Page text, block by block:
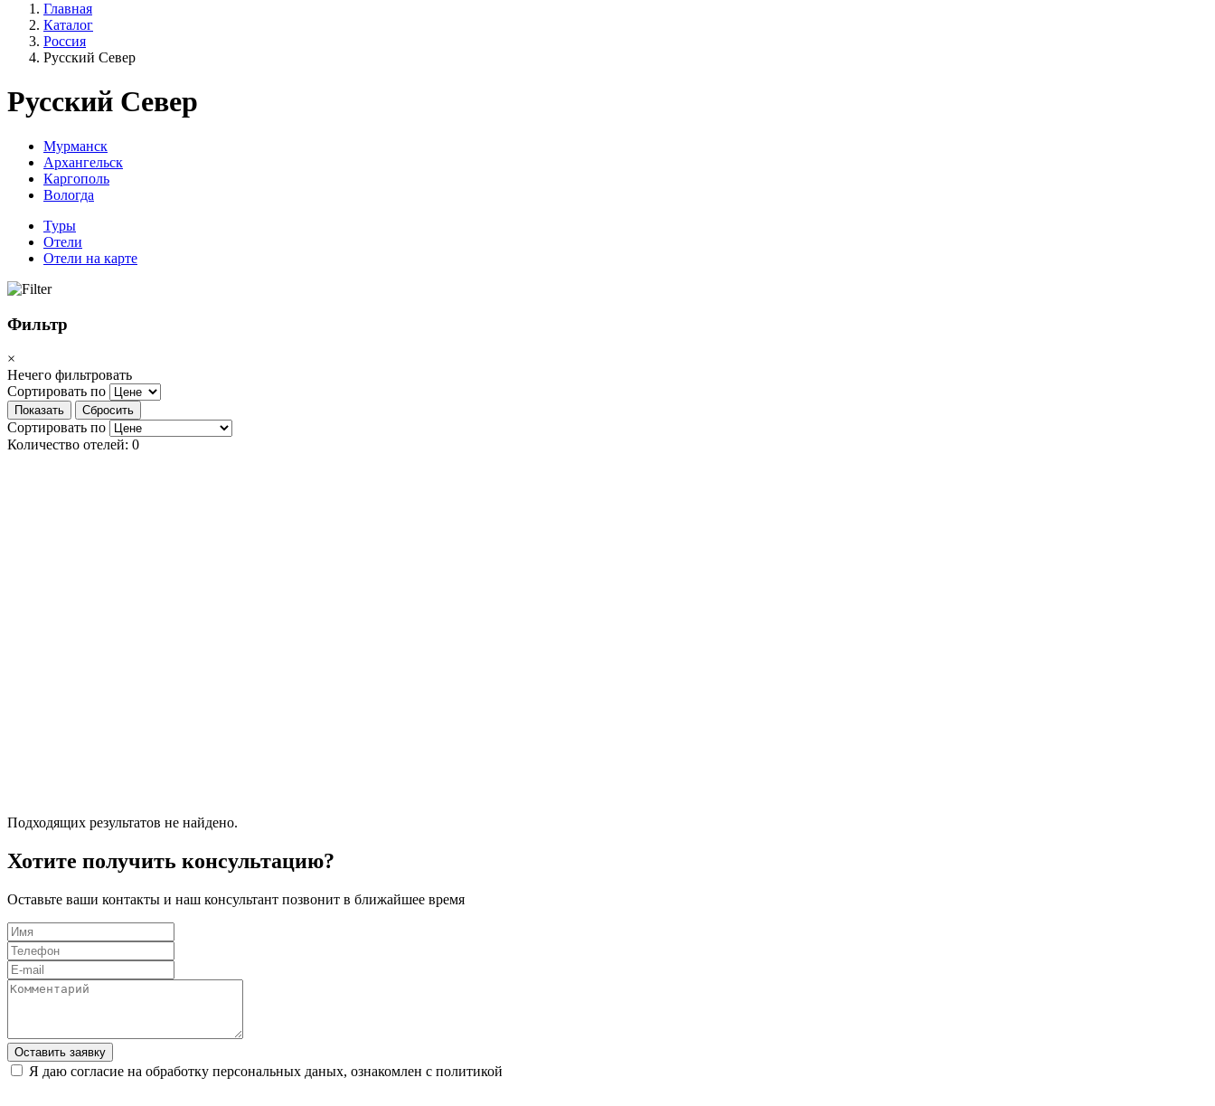
Главная
Каталог
Россия
Русский Север
Русский Север
Мурманск
Архангельск
Каргополь
Вологда
Туры
Отели
Отели на карте
Фильтр
×
Нечего фильтровать
Сортировать по
Показать Сбросить
Сортировать по
Количество отелей: 0
Подходящих результатов не найдено.
Хотите получить консультацию?
Оставьте ваши контакты и наш консультант позвонит в ближайшее время
Оставить заявку
Я даю согласие на обработку персональных даных, ознакомлен с политикой